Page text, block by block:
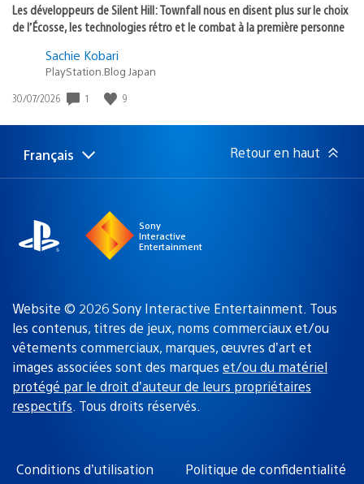
Les développeurs de Silent Hill: Townfall nous en disent plus sur le choix
de l’Écosse, les technologies rétro et le combat à la première personne
Sachie Kobari
PlayStation.Blog Japan
Date
publication
30/07/2026 1 9
Choisir
une
Région
actuelle
Français Retour en haut
Sony
Interactive
Entertainment
Website © 2026 Sony Interactive Entertainment. Tous
les contenus, titres de jeux, noms commerciaux et/ou
vêtements commerciaux, marques, œuvres d’art et
images associées sont des marques et/ou du matériel
protégé par le droit d’auteur de leurs propriétaires
respectifs. Tous droits réservés.
Conditions d’utilisation Politique de confidentialité